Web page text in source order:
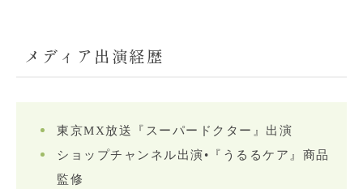
メディア出演経歴
東京MX放送『スーパードクター』出演
ショップチャンネル出演•『うるるケア』商品
監修